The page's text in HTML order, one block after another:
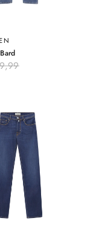
–
Blau